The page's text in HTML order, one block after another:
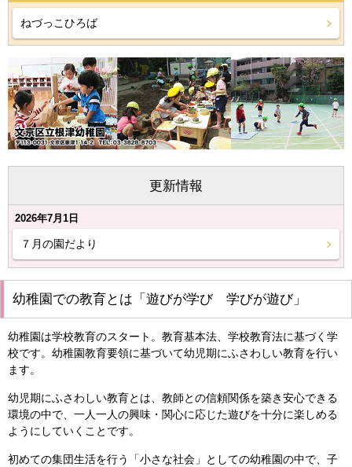
ねづっこひろば
更新情報
2026年7月1日
７月の園だより
幼稚園での教育とは「遊びが学び 学びが遊び」
幼稚園は学校教育のスタート。教育基本法、学校教育法に基づく学
校です。幼稚園教育要領に基づいて幼児期にふさわしい教育を行い
ます。
幼児期にふさわしい教育とは、教師との信頼関係を築き安心できる
環境の中で、一人一人の興味・関心に応じた遊びを十分に楽しめる
ようにしていくことです。
初めての集団生活を行う「小さな社会」としての幼稚園の中で、子